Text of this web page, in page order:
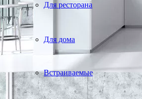
Для ресторана
Для дома
Встраиваемые